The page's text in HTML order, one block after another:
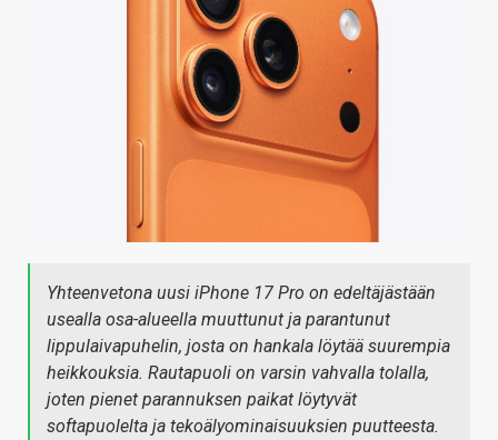
Yhteenvetona uusi iPhone 17 Pro on edeltäjästään
usealla osa-alueella muuttunut ja parantunut
lippulaivapuhelin, josta on hankala löytää suurempia
heikkouksia. Rautapuoli on varsin vahvalla tolalla,
joten pienet parannuksen paikat löytyvät
softapuolelta ja tekoälyominaisuuksien puutteesta.